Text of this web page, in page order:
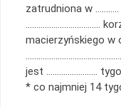
zatrudniona w
……………………………..
macierzyńskiego w
jest ……………………
* co najmniej 14